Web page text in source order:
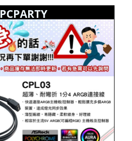
PCPARTY